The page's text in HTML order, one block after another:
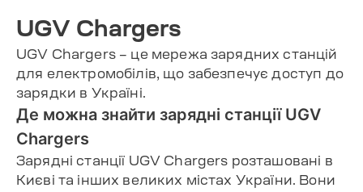
UGV Chargers
UGV Chargers – це мережа зарядних станцій
для електромобілів, що забезпечує доступ до
зарядки в Україні.
Де можна знайти зарядні станції UGV
Chargers
Зарядні станції UGV Chargers розташовані в
Києві та інших великих містах України. Вони